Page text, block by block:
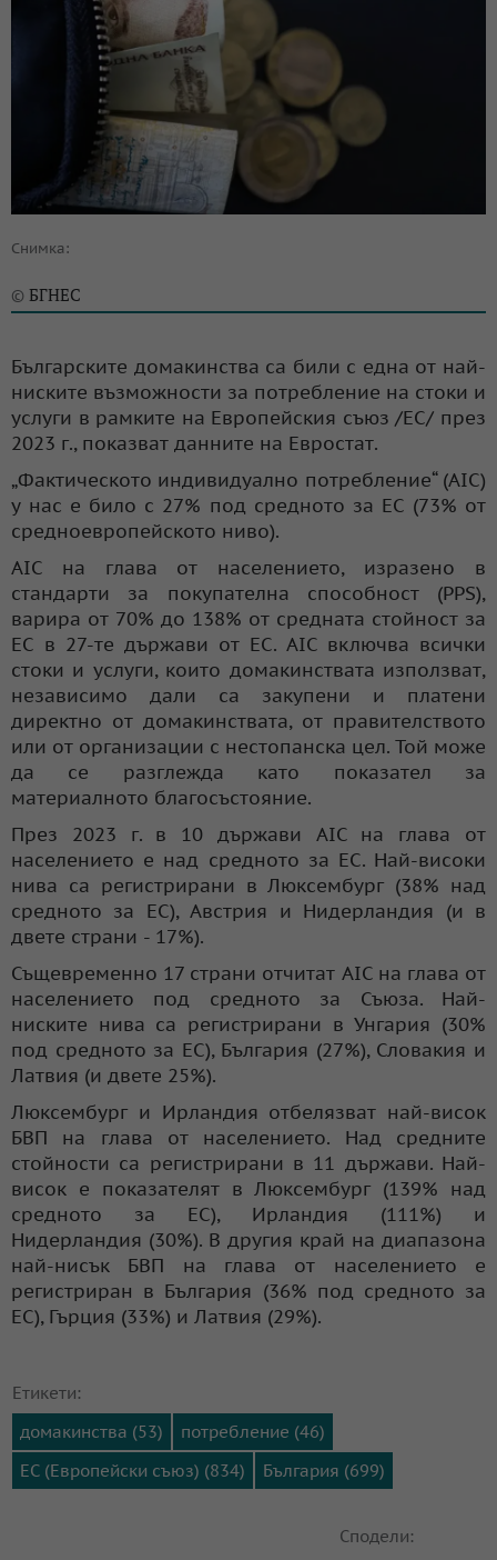
Снимка:
© БГНЕС
Българските домакинства са били с една от най-
ниските възможности за потребление на стоки и
услуги в рамките на Европейския съюз /ЕС/ през
2023 г., показват данните на Евростат.
„Фактическото индивидуално потребление“ (AIC)
у нас е било с 27% под средното за ЕС (73% от
средноевропейското ниво).
AIC на глава от населението, изразено в
стандарти за покупателна способност (PPS),
варира от 70% до 138% от средната стойност за
ЕС в 27-те държави от ЕС. AIC включва всички
стоки и услуги, които домакинствата използват,
независимо дали са закупени и платени
директно от домакинствата, от правителството
или от организации с нестопанска цел. Той може
да се разглежда като показател за
материалното благосъстояние.
През 2023 г. в 10 държави AIC на глава от
населението е над средното за ЕС. Най-високи
нива са регистрирани в Люксембург (38% над
средното за ЕС), Австрия и Нидерландия (и в
двете страни - 17%).
Същевременно 17 страни отчитат AIC на глава от
населението под средното за Съюза. Най-
ниските нива са регистрирани в Унгария (30%
под средното за ЕС), България (27%), Словакия и
Латвия (и двете 25%).
Люксембург и Ирландия отбелязват най-висок
БВП на глава от населението. Над средните
стойности са регистрирани в 11 държави. Най-
висок е показателят в Люксембург (139% над
средното за ЕС), Ирландия (111%) и
Нидерландия (30%). В другия край на диапазона
най-нисък БВП на глава от населението е
регистриран в България (36% под средното за
ЕС), Гърция (33%) и Латвия (29%).
Етикети:
домакинства (53)
потребление (46)
ЕС (Европейски съюз) (834)
България (699)
Сподели: